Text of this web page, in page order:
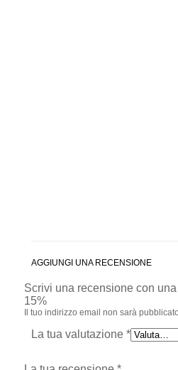
AGGIUNGI UNA RECENSIONE
Scrivi una recensione con
15%
Il tuo indirizzo email non sarà pubblicato.
La tua valutazione *